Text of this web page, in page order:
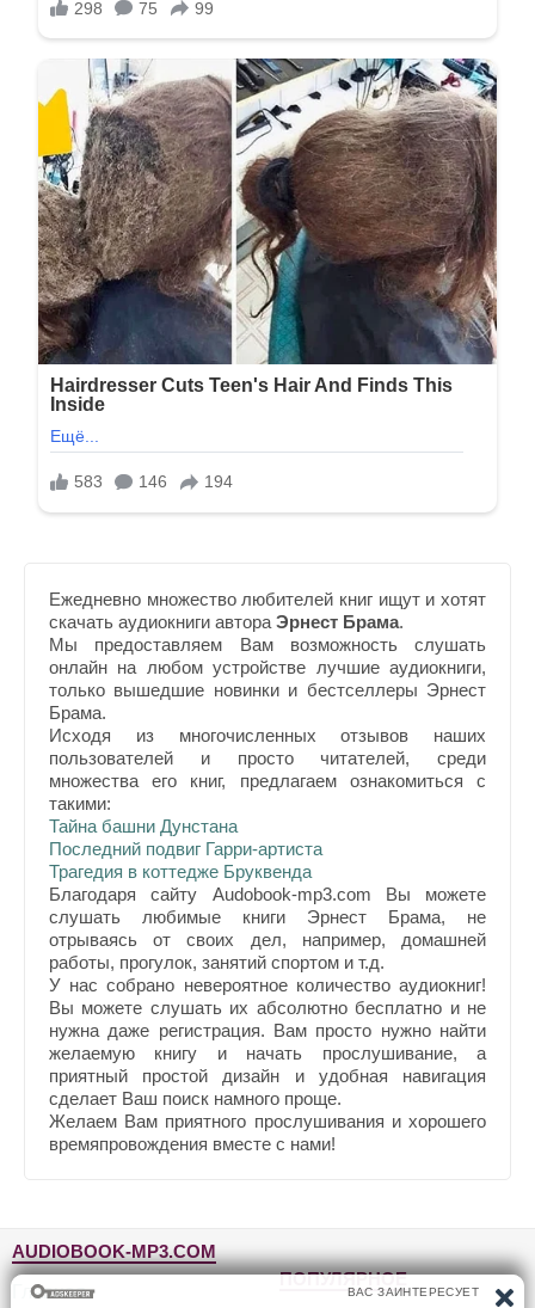
Ежедневно множество любителей книг ищут и хотят
скачать аудиокниги автора Эрнест Брама.
Мы предоставляем Вам возможность слушать
онлайн на любом устройстве лучшие аудиокниги,
только вышедшие новинки и бестселлеры Эрнест
Брама.
Исходя из многочисленных отзывов наших
пользователей и просто читателей, среди
множества его книг, предлагаем ознакомиться с
такими:
Тайна башни Дунстана
Последний подвиг Гарри-артиста
Трагедия в коттедже Бруквенда
Благодаря сайту Audobook-mp3.com Вы можете
слушать любимые книги Эрнест Брама, не
отрываясь от своих дел, например, домашней
работы, прогулок, занятий спортом и т.д.
У нас собрано невероятное количество аудиокниг!
Вы можете слушать их абсолютно бесплатно и не
нужна даже регистрация. Вам просто нужно найти
желаемую книгу и начать прослушивание, а
приятный простой дизайн и удобная навигация
сделает Ваш поиск намного проще.
Желаем Вам приятного прослушивания и хорошего
времяпровождения вместе с нами!
AUDIOBOOK-MP3.COM
Главная
ПОПУЛЯРНОЕ